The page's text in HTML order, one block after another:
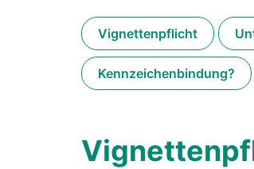
Vignettenpflicht
Kennzeichenbindung?